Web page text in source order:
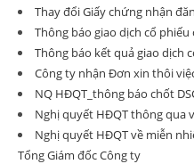
Thay đổi Giấy chứng nhận
Thông báo giao dịch cổ
Thông báo kết quả giao dịch
Công ty nhận Đơn xin thôi
NQ HĐQT_thông báo chốt
Nghị quyết HĐQT thông qua
Nghị quyết HĐQT về miễn
Tổng Giám đốc Công ty